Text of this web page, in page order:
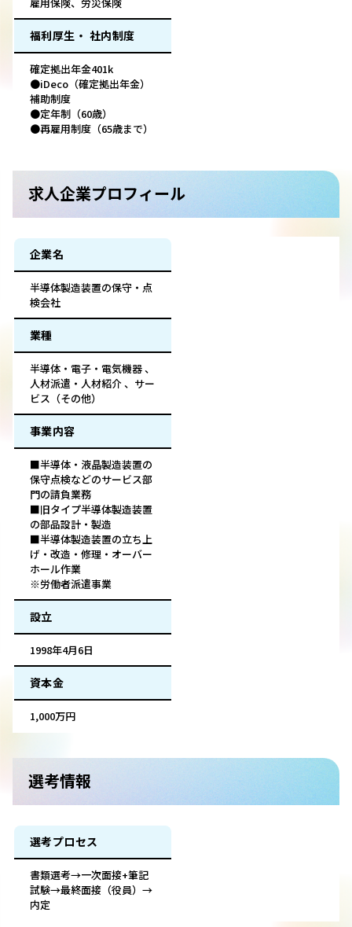
雇用保険、労災保険
福利厚生・ 社内制度
確定拠出年金401k
●iDeco（確定拠出年金）
補助制度
●定年制（60歳）
●再雇用制度（65歳まで）
求人企業プロフィール
企業名
半導体製造装置の保守・点
検会社
業種
半導体・電子・電気機器 、
人材派遣・人材紹介 、サー
ビス（その他）
事業内容
■半導体・液晶製造装置の
保守点検などのサービス部
門の請負業務
■旧タイプ半導体製造装置
の部品設計・製造
■半導体製造装置の立ち上
げ・改造・修理・オーバー
ホール作業
※労働者派遣事業
設立
1998年4月6日
資本金
1,000万円
選考情報
選考プロセス
書類選考→一次面接+筆記
試験→最終面接（役員）→
内定